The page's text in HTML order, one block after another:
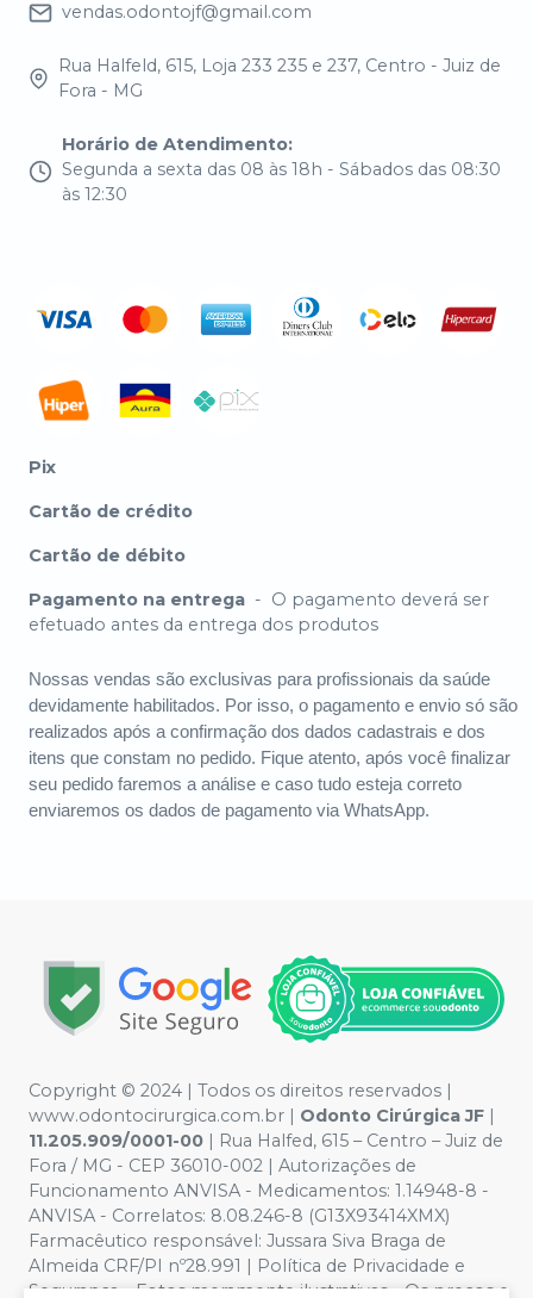
vendas.odontojf@gmail.com
Rua Halfeld, 615, Loja 233 235 e 237, Centro - Juiz de
Fora - MG
Horário de Atendimento:
Segunda a sexta das 08 às 18h - Sábados das 08:30
às 12:30
Pix
Cartão de crédito
Cartão de débito
Pagamento na entrega - O pagamento deverá ser
efetuado antes da entrega dos produtos
Nossas vendas são exclusivas para profissionais da saúde
devidamente habilitados. Por isso, o pagamento e envio só são
realizados após a confirmação dos dados cadastrais e dos
itens que constam no pedido. Fique atento, após você finalizar
seu pedido faremos a análise e caso tudo esteja correto
enviaremos os dados de pagamento via WhatsApp.
Copyright © 2024 | Todos os direitos reservados |
www.odontocirurgica.com.br | Odonto Cirúrgica JF |
11.205.909/0001-00 | Rua Halfed, 615 – Centro – Juiz de
Fora / MG - CEP 36010-002 | Autorizações de
Funcionamento ANVISA - Medicamentos: 1.14948-8 -
ANVISA - Correlatos: 8.08.246-8 (G13X93414XMX)
Farmacêutico responsável: Jussara Siva Braga de
Almeida CRF/PI nº28.991 | Política de Privacidade e
Segurança - Fotos meramente ilustrativas - Os preços e